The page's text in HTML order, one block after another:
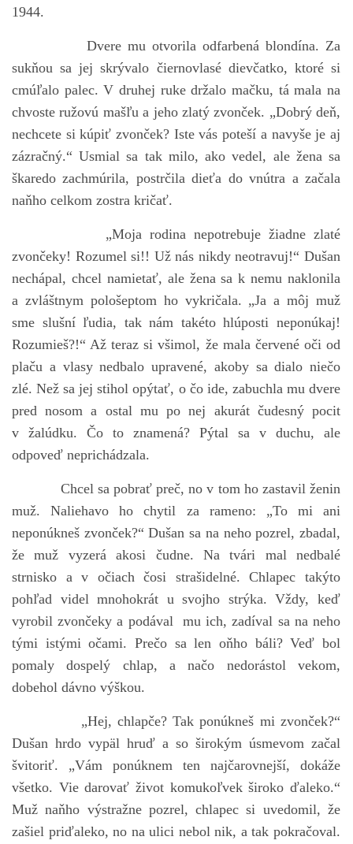
1944.
Dvere mu otvorila odfarbená blondína. Za
sukňou sa jej skrývalo čiernovlasé dievčatko, ktoré si
cmúľalo palec. V druhej ruke držalo mačku, tá mala na
chvoste ružovú mašľu a jeho zlatý zvonček. „Dobrý deň,
nechcete si kúpiť zvonček? Iste vás poteší a navyše je aj
zázračný.“ Usmial sa tak milo, ako vedel, ale žena sa
škaredo zachmúrila, postrčila dieťa do vnútra a začala
naňho celkom zostra kričať.
„Moja rodina nepotrebuje žiadne zlaté
zvončeky! Rozumel si!! Už nás nikdy neotravuj!“ Dušan
nechápal, chcel namietať, ale žena sa k nemu naklonila
a zvláštnym pološeptom ho vykričala. „Ja a môj muž
sme slušní ľudia, tak nám takéto hlúposti neponúkaj!
Rozumieš?!“ Až teraz si všimol, že mala červené oči od
plaču a vlasy nedbalo upravené, akoby sa dialo niečo
zlé. Než sa jej stihol opýtať, o čo ide, zabuchla mu dvere
pred nosom a ostal mu po nej akurát čudesný pocit
v žalúdku. Čo to znamená? Pýtal sa v duchu, ale
odpoveď neprichádzala.
Chcel sa pobrať preč, no v tom ho zastavil ženin
muž. Naliehavo ho chytil za rameno: „To mi ani
neponúkneš zvonček?“ Dušan sa na neho pozrel, zbadal,
že muž vyzerá akosi čudne. Na tvári mal nedbalé
strnisko a v očiach čosi strašidelné. Chlapec takýto
pohľad videl mnohokrát u svojho strýka. Vždy, keď
vyrobil zvončeky a podával mu ich, zadíval sa na neho
tými istými očami. Prečo sa len oňho báli? Veď bol
pomaly dospelý chlap, a načo nedorástol vekom,
dobehol dávno výškou.
„Hej, chlapče? Tak ponúkneš mi zvonček?“
Dušan hrdo vypäl hruď a so širokým úsmevom začal
švitoriť. „Vám ponúknem ten najčarovnejší, dokáže
všetko. Vie darovať život komukoľvek široko ďaleko.“
Muž naňho výstražne pozrel, chlapec si uvedomil, že
zašiel priďaleko, no na ulici nebol nik, a tak pokračoval.